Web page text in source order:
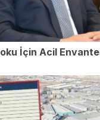
İçin Acil